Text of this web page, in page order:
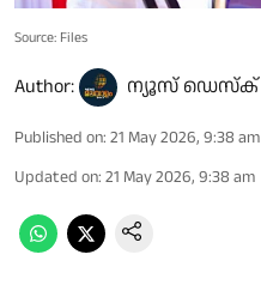
Source: Files
Author: ന്യൂസ് ഡെസ്ക്
Published on: 21 May 2026, 9:38 am
Updated on: 21 May 2026, 9:38 am